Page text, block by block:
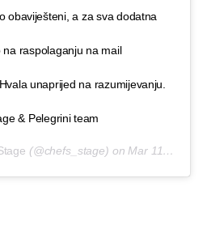
obaviješteni, a za sva dodatna
na raspolaganju na mail
unaprijed na razumijevanju.
& Pelegrini team
(@chefs_stage) on Mar 11, 2020 at 4:33am PDT